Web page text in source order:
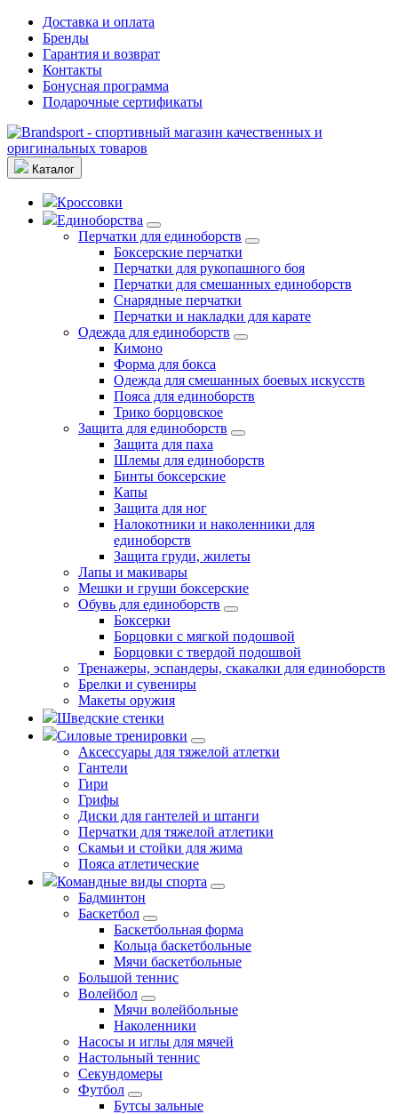
Доставка и оплата
Бренды
Гарантия и возврат
Контакты
Бонусная программа
Подарочные сертификаты
Каталог
Кроссовки
Единоборства
Перчатки для единоборств
Боксерские перчатки
Перчатки для рукопашного боя
Перчатки для смешанных единоборств
Снарядные перчатки
Перчатки и накладки для карате
Одежда для единоборств
Кимоно
Форма для бокса
Одежда для смешанных боевых искусств
Пояса для единоборств
Трико борцовское
Защита для единоборств
Защита для паха
Шлемы для единоборств
Бинты боксерские
Капы
Защита для ног
Налокотники и наколенники для
единоборств
Защита груди, жилеты
Лапы и макивары
Мешки и груши боксерские
Обувь для единоборств
Боксерки
Борцовки с мягкой подошвой
Борцовки с твердой подошвой
Тренажеры, эспандеры, скакалки для единоборств
Брелки и сувениры
Макеты оружия
Шведские стенки
Силовые тренировки
Аксессуары для тяжелой атлетки
Гантели
Гири
Грифы
Диски для гантелей и штанги
Перчатки для тяжелой атлетики
Скамьи и стойки для жима
Пояса атлетические
Командные виды спорта
Бадминтон
Баскетбол
Баскетбольная форма
Кольца баскетбольные
Мячи баскетбольные
Большой теннис
Волейбол
Мячи волейбольные
Наколенники
Насосы и иглы для мячей
Настольный теннис
Секундомеры
Футбол
Бутсы зальные